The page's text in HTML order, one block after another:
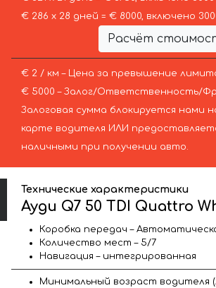
€ 286 х 28 дней = € 8000, включено
Расчёт
€ 2 / км – Цена за превышение
€ 5000 – Залог/Ответственность/
Залоговая сумма блокируется нами
карте водителя ИЛИ
наличными при получении авто.
Технические характеристики
Ауди Q7 50 TDI Quattro
Коробка передач –
Количество мест – 5/7
Навигация – интегрированная
Минимальный возраст водителя